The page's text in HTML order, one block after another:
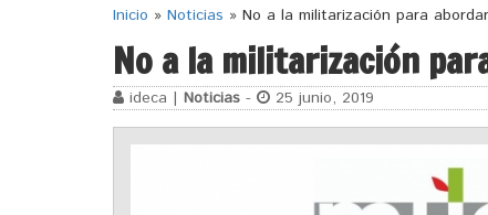
Inicio » Noticias » No a la militarización para
No a la militarización
ideca | Noticias - 25 junio, 2019